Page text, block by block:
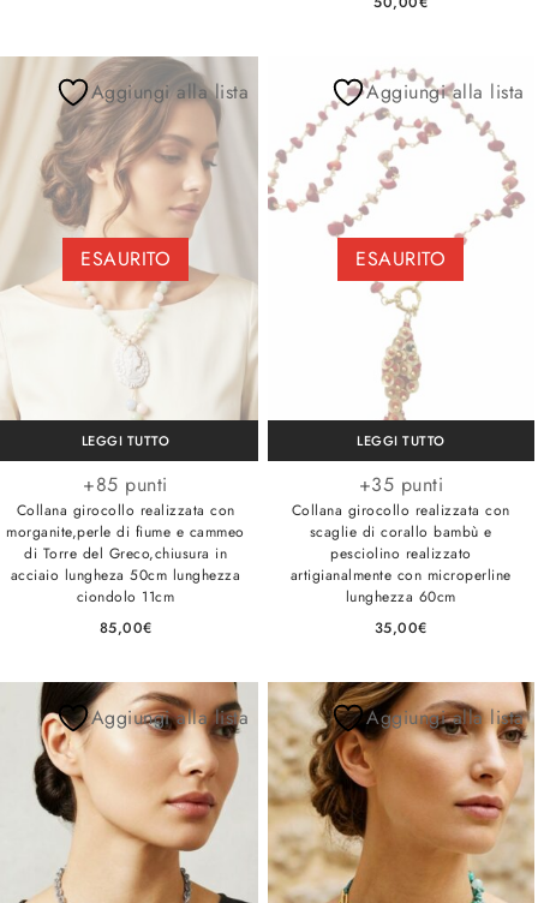
ESAURITO
LEGGI TUTTO
Aggiungi alla lista
+85 punti
Collana girocollo realizzata con
morganite,perle di fiume e cammeo
di Torre del Greco,chiusura in
acciaio lungheza 50cm lunghezza
ciondolo 11cm
85,00€
ESAURITO
LEGGI TUTTO
Aggiungi alla lista
+35 punti
Collana girocollo realizzata con
scaglie di corallo bambù e
pesciolino realizzato
artigianalmente con microperline
lunghezza 60cm
35,00€
Aggiungi alla lista Aggiungi alla lista